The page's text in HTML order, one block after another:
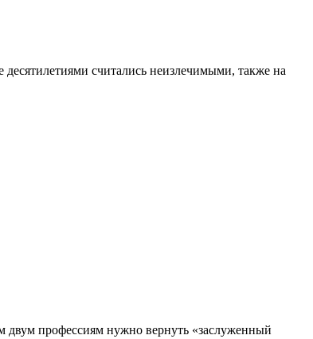
десятилетиями считались неизлечимыми, также на
двум профессиям нужно вернуть «заслуженный